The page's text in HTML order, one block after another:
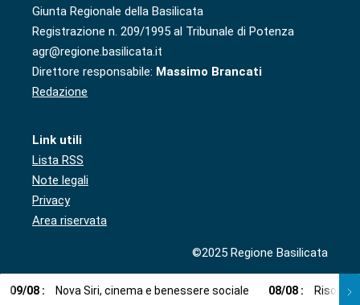
Giunta Regionale della Basilicata
Registrazione n. 209/1995 al Tribunale di Potenza
agr@regione.basilicata.it
Direttore responsabile: Massimo Brancati
Redazione
Link utili
Lista RSS
Note legali
Privacy
Area riservata
©2025 Regione Basilicata
09/08 : Nova Siri, cinema e benessere sociale 08/08 : Risorse